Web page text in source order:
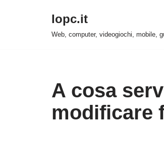
Iopc.it
Web, computer, videogiochi, mobile,
A cosa
modificare